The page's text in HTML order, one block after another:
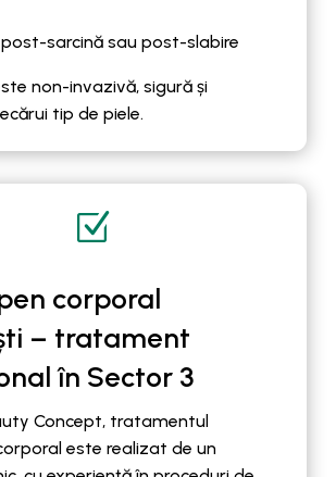
sarcină sau post-slabire
non-invazivă, sigură și
tip de piele.
Z
corporal
– tratament
în Sector 3
Concept, tratamentul
este realizat de un